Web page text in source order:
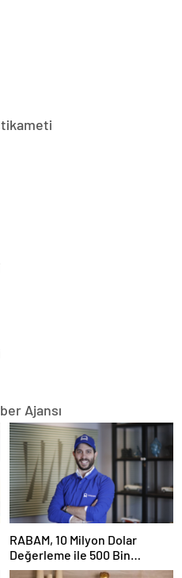
Ajansı
RABAM, 10 Milyon Dolar
Değerleme ile 500 Bin
Dolarlık Yatırım Aldı